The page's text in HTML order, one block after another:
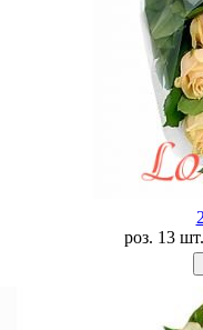
роз. 13